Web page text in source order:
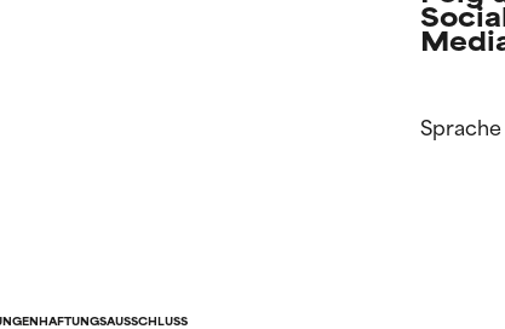
HAFTUNGSAUSSCHLUSS